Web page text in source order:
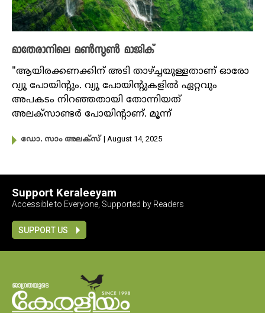
മാതേരാനിലെ മൺസൂൺ മാജിക്
"ആയിരക്കണക്കിന് അടി താഴ്ച്ചയുള്ളതാണ് ഓരോ
വ്യൂ പോയിന്റും. വ്യൂ പോയിന്റുകളിൽ ഏറ്റവും
അപകടം നിറഞ്ഞതായി തോന്നിയത്
അലക്സാണ്ടർ പോയിന്റാണ്. മൂന്ന്
ഡോ. സാം അലക്സ് | August 14, 2025
Support Keraleeyam
Accessible to Everyone, Supported by Readers
SUPPORT US